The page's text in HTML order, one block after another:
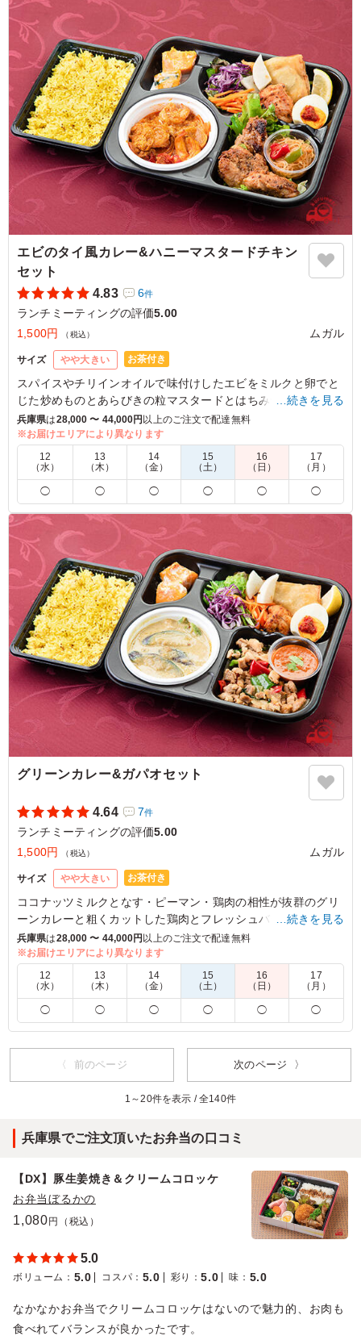
5.0 株式会社アイレックス
若手中心ランチミーティングであったため、ボリューム重
視のお弁当にしました。 ちゃんと彩もよく、野菜などバ
ランスもとれていて、おいしく頂けました！ また注文し
たいと思います。
ご利用シーン：会議・セミナー›ランチミーティング
大阪府大阪市北区東天満2023/06/08
エビのタイ風カレー&ハニーマスタードチキン
セット
4.83
6件
ランチミーティングの評価5.00
1,500円
（税込） ムガル
サイズ やや大きい お茶付き
スパイスやチリインオイルで味付けしたエビをミルクと卵でと
じた炒めものとあらびきの粒マスタードとはちみつでこってり
炒めた鶏肉のお弁当です。
※ミニカップは「キーマカレー」か「トムヤム春雨」「スパイ
シーポテサラ」からお選びいただけます。下記プルダウンより
お選びください。(画像は「スパイシーポテサラ」)
5.0
スパイスが効いていて、どのおかずもとても美味しかった
です。副菜にサモサ？やタンドリーチキン？もあり、ある
意味インド料理をフルコース食べれるお弁当ではないでし
ょうか。また食べたいです。
ご利用シーン：会議・セミナー›ランチミーティング
大阪府大阪市北区堂島浜2025/02/01
…続きを見る
兵庫県は28,000 〜 44,000円以上のご注文で配達無料
※お届けエリアにより異なります
12
（水）
13
（木）
14
（金）
15
（土）
16
（日）
17
（月）
◯ ◯ ◯ ◯ ◯ ◯
グリーンカレー&ガパオセット
4.64 7件
ランチミーティングの評価5.00
1,500円
（税込） ムガル
サイズ やや大きい お茶付き
ココナッツミルクとなす・ピーマン・鶏肉の相性が抜群のグリ
ーンカレーと粗くカットした鶏肉とフレッシュバジルを炒めた
ガッパオのお弁当です。
※ミニカップは「キーマカレー」か「トムヤム春雨」「スパイ
シーポテサラ」からお選びいただけます。下記プルダウンより
お選びください。(画像は「スパイシーポテサラ」)
グリーンカレーの味付けは辛すぎないで程よい感じでし
た。ガパオは鶏肉がごろごろ入っていて、これだけでもご
飯が進みます。副菜も種類豊富でどれを食べようか迷うほ
ご利用シーン：会議・セミナー›ランチミーティング
…続きを見る
兵庫県は28,000 〜 44,000円以上のご注文で配達無料
※お届けエリアにより異なります
12
（水）
13
（木）
14
（金）
15
（土）
16
（日）
17
（月）
◯ ◯ ◯ ◯ ◯ ◯
〈 前のページ 次のページ 〉
1～20件を表示 / 全140件
兵庫県でご注文頂いたお弁当の口コミ
【DX】豚生姜焼き＆クリームコロッケ
お弁当ぼるかの
1,080円（税込）
5.0
ボリューム ： 5.0 コスパ ： 5.0 彩り ：5.0 味 ： 5.0
なかなかお弁当でクリームコロッケはないので魅力的、お肉も
食べれてバランスが良かったです。